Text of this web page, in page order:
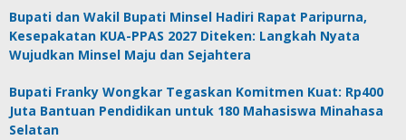
Bupati dan Wakil Bupati Minsel Hadiri Rapat Paripurna,
Kesepakatan KUA-PPAS 2027 Diteken: Langkah Nyata
Wujudkan Minsel Maju dan Sejahtera
Bupati Franky Wongkar Tegaskan Komitmen Kuat: Rp400
Juta Bantuan Pendidikan untuk 180 Mahasiswa Minahasa
Selatan